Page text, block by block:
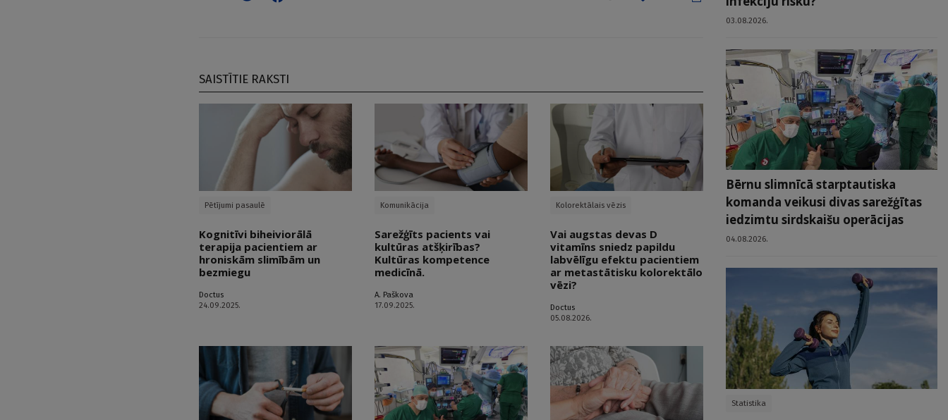
SAISTĪTIE RAKSTI
Pētījumi pasaulē
Kognitīvi biheiviorālā
terapija pacientiem ar
hroniskām slimībām un
bezmiegu
Doctus
24.09.2025.
Komunikācija
Sarežģīts pacients vai
kultūras atšķirības?
Kultūras kompetence
medicīnā.
A. Paškova
17.09.2025.
Kolorektālais vēzis
Vai augstas devas D
vitamīns sniedz papildu
labvēlīgu efektu pacientiem
ar metastātisku kolorektālo
vēzi?
Doctus
05.08.2026.
03.08.2026.
Bērnu slimnīcā starptautiska
komanda veikusi divas sarežģītas
iedzimtu sirdskaišu operācijas
04.08.2026.
Statistika